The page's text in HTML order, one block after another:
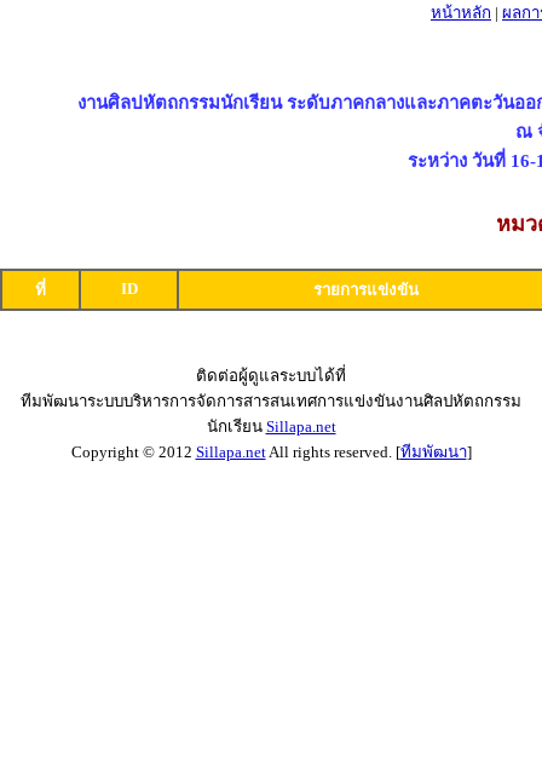
หน้าหลัก | ผลก
งานศิลปหัตถกรรมนักเรียน ระดับภาคกลางและภาคตะวันอ
ณ
ระหว่าง วันที่
หม
ที่ ID รายการแข่งขัน
ติดต่อผู้ดูแลระบบได้ที่
ทีมพัฒนาระบบบริหารการจัดการสารสนเทศการแข่งขันงานศิลปหัตถกรรม
นักเรียน Sillapa.net
Copyright © 2012 Sillapa.netAll rights reserved. [ทีมพัฒนา]